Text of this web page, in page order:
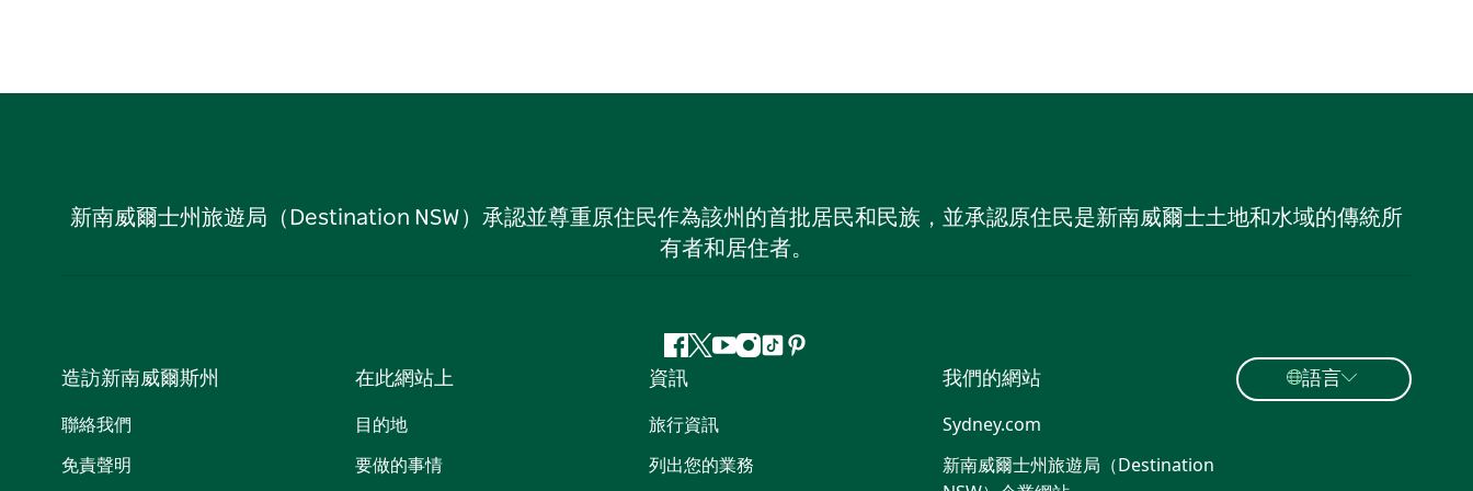
新南威爾士州旅遊局（Destination NSW）承認並尊重原住民作為該州的首批居民和民族，並承認原住民是新南威爾士土地和水域的傳統所
有者和居住者。
Facebook
嘰
喳
喳
Youtube
Instagram
抖 Pinterest
造訪新南威爾斯州
聯絡我們
免責聲明
在此網站上
目的地
要做的事情
資訊
旅行資訊
列出您的業務
我們的網站
Sydney.com
新南威爾士州旅遊局（Destination
語言